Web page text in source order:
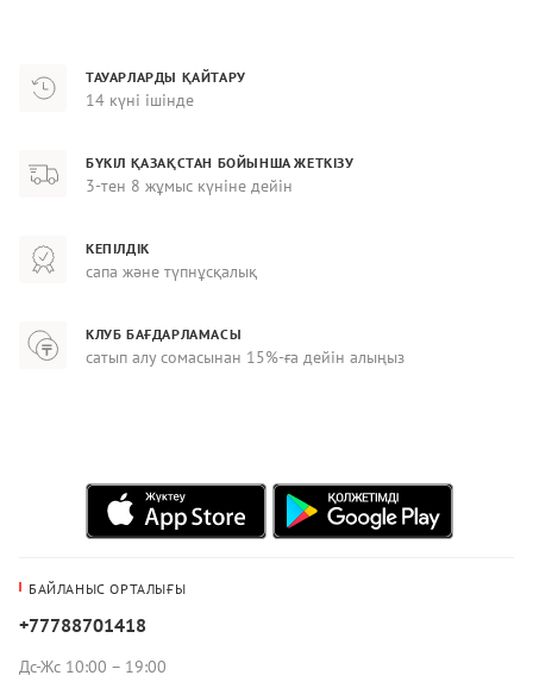
ТАУАРЛАРДЫ ҚАЙТАРУ
14 күні ішінде
БҮКІЛ ҚАЗАҚСТАН БОЙЫНША ЖЕТКІЗУ
3-тен 8 жұмыс күніне дейін
КЕПІЛДІК
сапа және түпнұсқалық
КЛУБ БАҒДАРЛАМАСЫ
сатып алу сомасынан 15%-ға дейін алыңыз
БАЙЛАНЫС ОРТАЛЫҒЫ
+77788701418
Дс-Жс 10:00 – 19:00